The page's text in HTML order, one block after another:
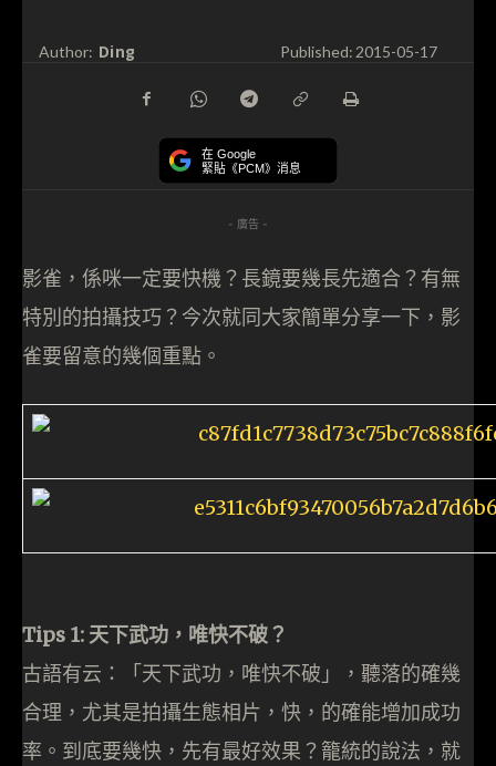
Author: Ding Published:2015-05-17
在 Google
緊貼《PCM》消息
- 廣告 -
影雀，係咪一定要快機？長鏡要幾長先適合？有無
特別的拍攝技巧？今次就同大家簡單分享一下，影
雀要留意的幾個重點。
Tips 1: 天下武功，唯快不破？
古語有云：「天下武功，唯快不破」，聽落的確幾
合理，尤其是拍攝生態相片，快，的確能增加成功
率。到底要幾快，先有最好效果？籠統的說法，就